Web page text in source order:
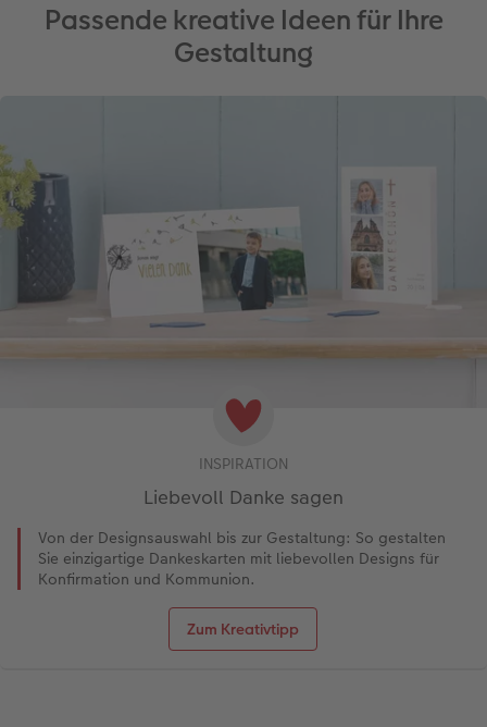
Passende kreative Ideen für Ihre
Gestaltung
INSPIRATION
Liebevoll Danke sagen
Von der Designsauswahl bis zur Gestaltung: So gestalten
Sie einzigartige Dankeskarten mit liebevollen Designs für
Konfirmation und Kommunion.
Zum Kreativtipp